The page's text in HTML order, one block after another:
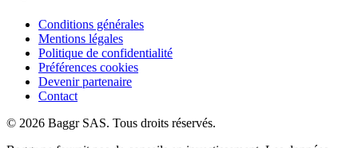
Conditions générales
Mentions légales
Politique de confidentialité
Préférences cookies
Devenir partenaire
Contact
© 2026 Baggr SAS. Tous droits réservés.